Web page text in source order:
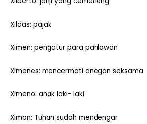
Xildas: pajak
Ximen: pengatur para pahlawan
Ximenes: mencermati dnegan seksama
Ximeno: anak laki- laki
Ximon: Tuhan sudah mendengar